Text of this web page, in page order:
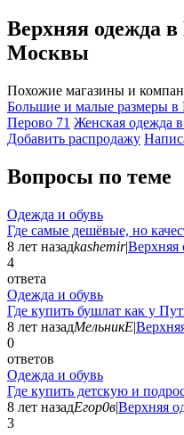
Верхняя одежда
Москвы
Похожие магазины и
Большие и малые размеры в
Перово 71 Женская одежда
Добавить раcпродажу
Вопросы по теме
Одежда и обувь
Где самые дешёвые, но
8 лет назадkashemir|Верхняя
4
ответа
Одежда и обувь
Где купить бушлат как у
8 лет назадМельникЕ|
0
ответов
Одежда и обувь
Где купить детскую и
8 лет назадЕгор0в|Верхняя
3